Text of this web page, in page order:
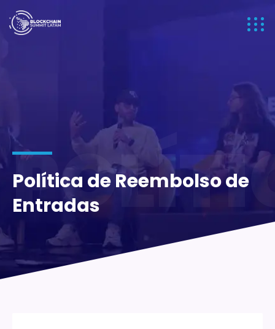
Política de Reembolso de
Entradas